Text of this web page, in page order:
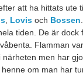
att ha hittats ute
, Lovisoch Bossen
tiden. De är dock
Flamman
men har
om man har